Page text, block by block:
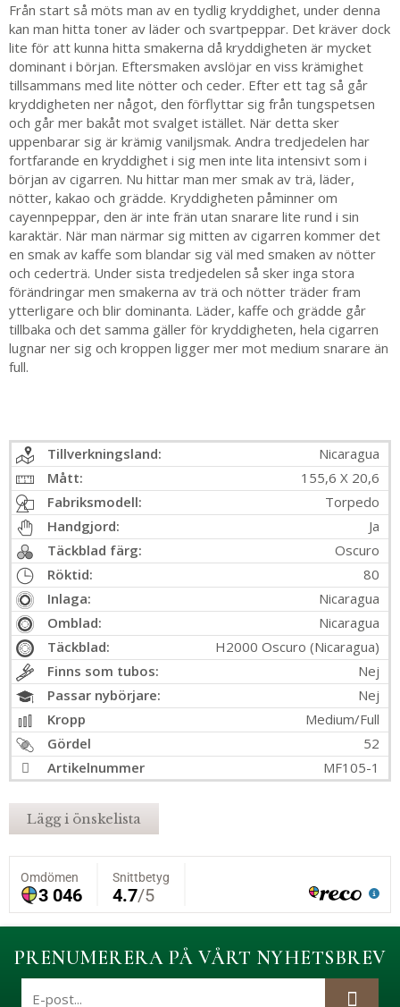
Från start så möts man av en tydlig kryddighet, under denna
kan man hitta toner av läder och svartpeppar. Det kräver dock
lite för att kunna hitta smakerna då kryddigheten är mycket
dominant i början. Eftersmaken avslöjar en viss krämighet
tillsammans med lite nötter och ceder. Efter ett tag så går
kryddigheten ner något, den förflyttar sig från tungspetsen
och går mer bakåt mot svalget istället. När detta sker
uppenbarar sig är krämig vaniljsmak. Andra tredjedelen har
fortfarande en kryddighet i sig men inte lita intensivt som i
början av cigarren. Nu hittar man mer smak av trä, läder,
nötter, kakao och grädde. Kryddigheten påminner om
cayennpeppar, den är inte frän utan snarare lite rund i sin
karaktär. När man närmar sig mitten av cigarren kommer det
en smak av kaffe som blandar sig väl med smaken av nötter
och cederträ. Under sista tredjedelen så sker inga stora
förändringar men smakerna av trä och nötter träder fram
ytterligare och blir dominanta. Läder, kaffe och grädde går
tillbaka och det samma gäller för kryddigheten, hela cigarren
lugnar ner sig och kroppen ligger mer mot medium snarare än
full.
Tillverkningsland:
Nicaragua
Mått:
155,6 X 20,6
Fabriksmodell:
Torpedo
Handgjord:
Ja
Täckblad färg:
Oscuro
Röktid:
80
Inlaga:
Nicaragua
Omblad:
Nicaragua
Täckblad:
H2000 Oscuro (Nicaragua)
Finns som tubos:
Nej
Passar nybörjare:
Nej
Kropp
Medium/Full
Gördel
52
Artikelnummer
MF105-1
Lägg i önskelista
PRENUMERERA PÅ VÅRT NYHETSBREV